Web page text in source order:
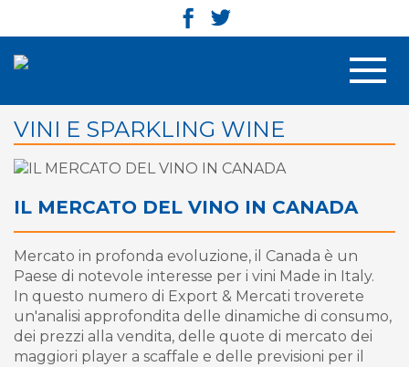
VINI E SPARKLING WINE
IL MERCATO DEL VINO IN CANADA
Mercato in profonda evoluzione, il Canada è un
Paese di notevole interesse per i vini Made in Italy.
In questo numero di Export & Mercati troverete
un'analisi approfondita delle dinamiche di consumo,
dei prezzi alla vendita, delle quote di mercato dei
maggiori player a scaffale e delle previsioni per il